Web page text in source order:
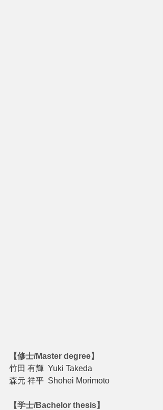
【修士/Master degree】
竹田 有輝  Yuki Takeda
森元 祥平  Shohei Morimoto
【学士/Bachelor thesis】